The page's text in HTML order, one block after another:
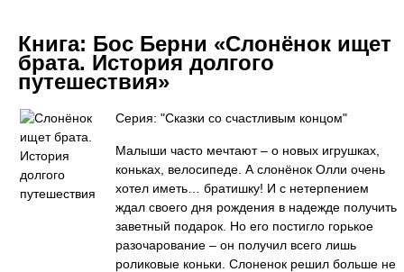
Книга: Бос Берни «Слонёнок ищет
брата. История долгого
путешествия»
Серия: "Сказки со счастливым концом"
Малыши часто мечтают – о новых игрушках,
коньках, велосипеде. А слонёнок Олли очень
хотел иметь… братишку! И с нетерпением
ждал своего дня рождения в надежде получить
заветный подарок. Но его постигло горькое
разочарование – он получил всего лишь
роликовые коньки. Слоненок решил больше не